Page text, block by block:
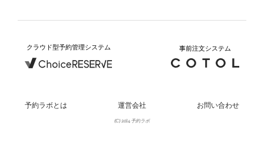
クラウド型予約管理システム 事前注文システム
予約ラボとは 運営会社 お問い合わせ
(C) 2014 予約ラボ